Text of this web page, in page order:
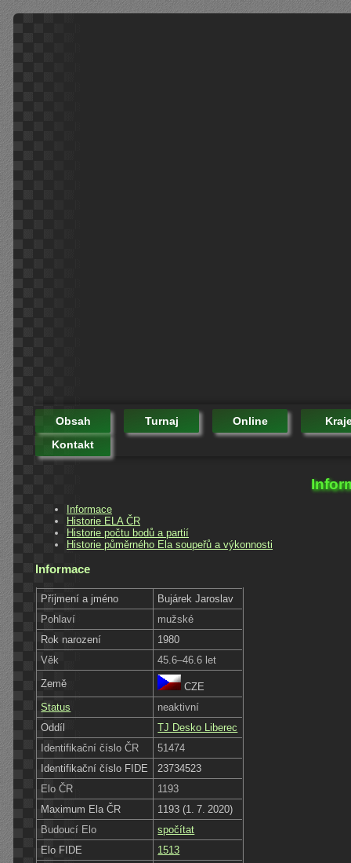
Obsah Turnaj Online
Kontakt
Informace
Historie ELA ČR
Historie počtu bodů a partií
Historie půměrného Ela soupeřů a výkonnosti
Informace
Příjmení a jméno
Bujárek Jaroslav
Pohlaví
mužské
Rok narození
1980
Věk
45.6–46.6 let
Země
CZE
Status
neaktivní
Oddíl
TJ Desko Liberec
Identifikační číslo ČR
51474
Identifikační číslo FIDE
23734523
Elo ČR
1193
Maximum Ela ČR
1193 (1. 7. 2020)
Budoucí Elo
spočítat
Elo FIDE
1513